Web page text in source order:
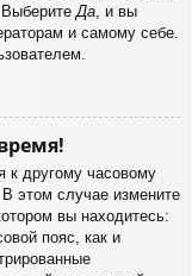
. Выберите Да , и вы
и самому себе.
к другому часовому
этом случае измените
вы находитесь:
пояс, как и